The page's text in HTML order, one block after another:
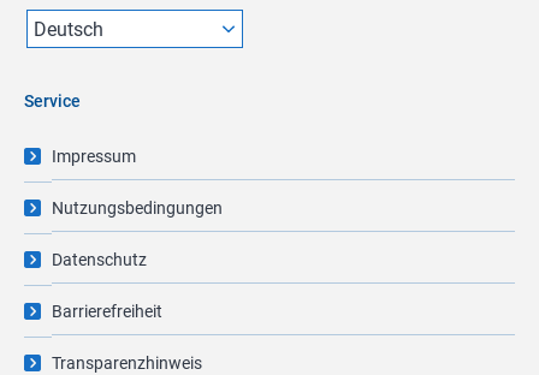
Service
Impressum
Nutzungsbedingungen
Datenschutz
Barrierefreiheit
Transparenzhinweis